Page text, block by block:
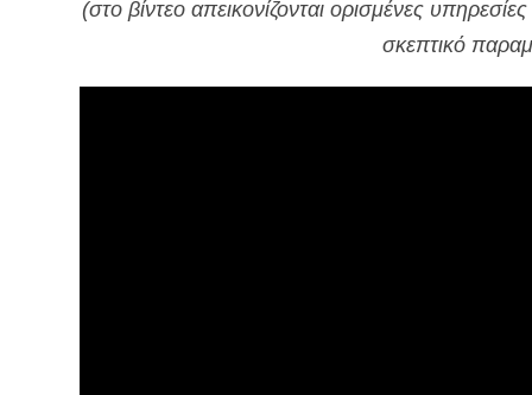
(στο βίντεο απεικονίζονται ορισμένες
σκεπτικό